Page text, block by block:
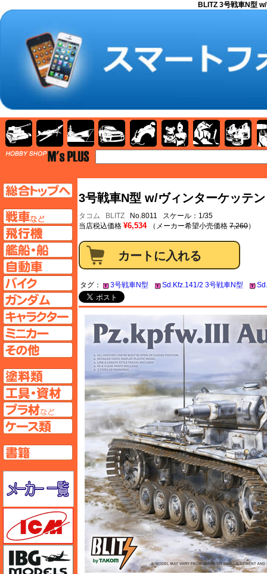
BLITZ 3号戦車N型
3号戦車N型 w/ヴィンターケッテ
タコム BLITZ No.8011 スケール：1/35
当店税込価格 ¥6,534 （メーカー希望小売価格 7,260）
タグ： 3号戦車N型 Sd.Kfz.141/2 3号戦車N型
AFV
飛行機ページへ
艦船ページへ
自動車ページへ
バイクページへ
ガンダムページへ
キャラクターページへ
ミニカーページへ
その他ページへ
塗料ページへ
工具ページへ
プラ材ページへ
ケースページへ
書籍ページへ
メーカー一覧のページはこちら
AFV 飛行機 艦船 自動車 バイク キャラクターガンダム 塗料